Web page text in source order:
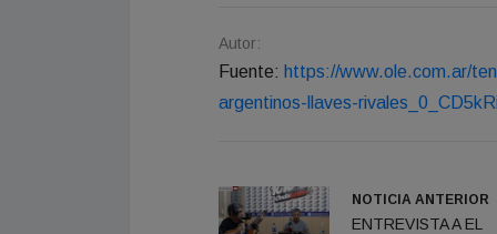
Autor:
Fuente: https://www.ole.com.ar/
argentinos-llaves-
NOTICIA ANTERIOR
ENTREVISTA A EL